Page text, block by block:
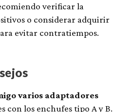
verificar la
o considerar adquirir
evitar contratiempos.
varios adaptadores
con los enchufes tipo A y B.